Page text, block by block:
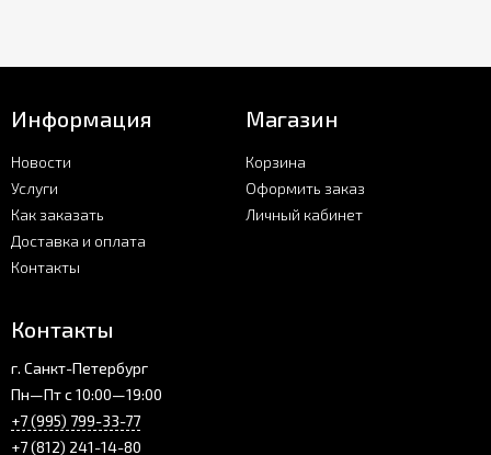
Информация
Новости
Услуги
Как заказать
Доставка и оплата
Контакты
Магазин
Корзина
Оформить заказ
Личный кабинет
Контакты
г. Санкт-Петербург
Пн—Пт с 10:00—19:00
+7 (995) 799-33-77
+7 (812) 241-14-80